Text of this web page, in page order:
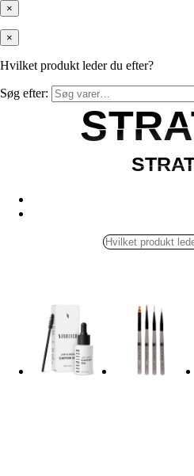
×
×
Hvilket produkt leder du efter?
Søg efter: